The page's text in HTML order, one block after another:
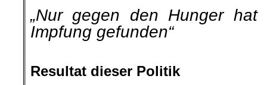
„Nur gegen den Hunger hat
Impfung gefunden“
Resultat dieser Politik